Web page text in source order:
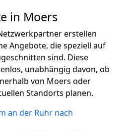
in Moers
erstellen
Angebote, die speziell auf
sind. Diese
unabhängig davon, ob
von Moers oder
Standorts planen.
an der Ruhr nach